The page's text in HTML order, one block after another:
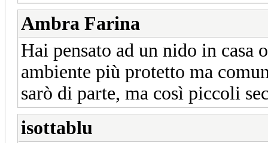
Ambra Farina
Hai pensato ad un nido in casa
ambiente più protetto ma
sarò di parte, ma così piccoli
isottablu